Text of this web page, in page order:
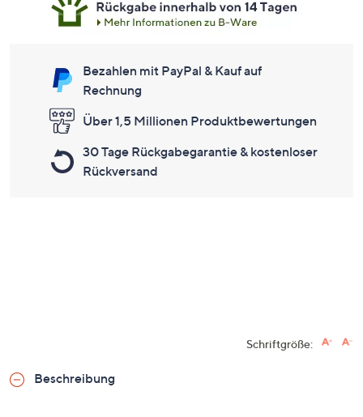
Bezahlen mit PayPal & Kauf auf
Rechnung
Über 1,5 Millionen Produktbewertungen
30 Tage Rückgabegarantie & kostenloser
Rückversand
Schriftgröße:
Beschreibung